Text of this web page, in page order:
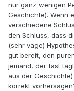
nur ganz wenigen
Geschichte). Wenn
verschiedene
den Schluss, dass
(sehr vage)
gut bereit, den
jemand, der fast
aus der
korrekt